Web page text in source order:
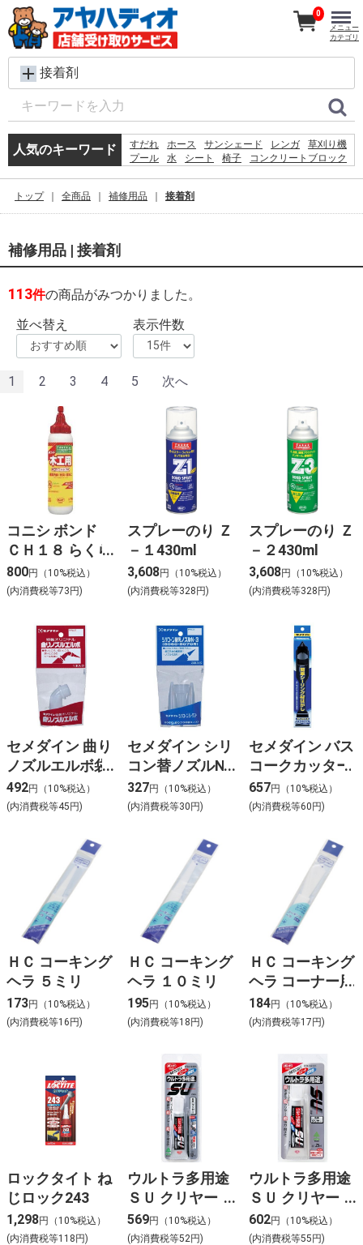
接着剤
人気のキーワード すだれ ホース サンシェード レンガ
草刈り機
プール
水 シート 椅子
コンクリートブロック
コンテナ
空調服
0
メニュー
カテゴリ
トップ 全商品 補修用品 接着剤
補修用品 | 接着剤
113件の商品がみつかりました。
並べ替え
表示件数
1 2 3 4 5 次へ
コニシ ボンド
ＣＨ１８ らくら
く750 750g
800円（10%税込）
(内消費税等73円)
スプレーのり Ｚ
－１430ml
3,608円（10%税込）
(内消費税等328円)
スプレーのり Ｚ
－２430ml
3,608円（10%税込）
(内消費税等328円)
セメダイン 曲り
ノズルエルボ袋
入り
492円（10%税込）
(内消費税等45円)
セメダイン シリ
コン替ノズルN
－3 3本入り
327円（10%税込）
(内消費税等30円)
セメダイン バス
コークカッター
657円（10%税込）
(内消費税等60円)
ＨＣ コーキング
ヘラ ５ミリ
173円（10%税込）
(内消費税等16円)
ＨＣ コーキング
ヘラ １０ミリ
195円（10%税込）
(内消費税等18円)
ＨＣ コーキング
ヘラ コーナー用
184円（10%税込）
(内消費税等17円)
ロックタイト ね
じロック243
1,298円（10%税込）
(内消費税等118円)
ウルトラ多用途
ＳＵ クリヤー
10ml
569円（10%税込）
(内消費税等52円)
ウルトラ多用途
ＳＵ クリヤー
25ml
602円（10%税込）
(内消費税等55円)